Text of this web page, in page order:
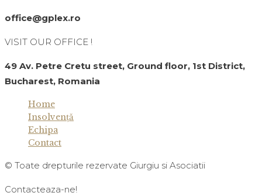
office@gplex.ro
VISIT OUR OFFICE !
49 Av. Petre Cretu street, Ground floor, 1st District,
Bucharest, Romania
Home
Insolvenţă
Echipa
Contact
© Toate drepturile rezervate Giurgiu si Asociatii
Contacteaza-ne!